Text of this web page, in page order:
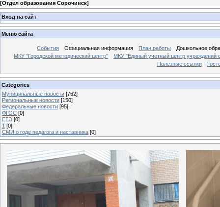
[Отдел образования Сорочинск]
Вход на сайт
Меню сайта
События Официальная информация План работы
Дошкольное
МКУ "Городской методический центр"
МКУ "Единый учетный центр учреждений
Полезные ссылки
Categories
Муниципальные новости [762]
Региональные новости [150]
Федеральные новости [95]
ФГОС [0]
ЕГЭ [0]
1 [0]
СМИ о годе педагога и наставника [0]